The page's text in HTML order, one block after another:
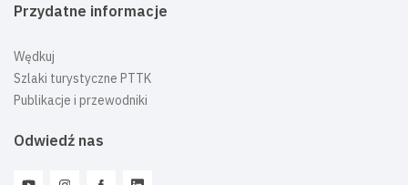
Przydatne informacje
Wędkuj
Szlaki turystyczne PTTK
Publikacje i przewodniki
Odwiedź nas